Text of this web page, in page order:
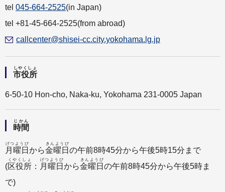
tel 045-664-2525(in Japan)
tel +81-45-664-2525(from abroad)
callcenter@shisei-cc.city.yokohama.lg.jp
市役所
しやくしょ
6-50-10 Hon-cho, Naka-ku, Yokohama 231-0005 Japan
時間
じかん
月曜日
げつようび
から金曜日
きんようび
の午前8時45分から午後5時15分まで
(区役所
くやくしょ
： 月曜日
げつようび
から金曜日
きんようび
の午前8時45分から午後5時ま
で)